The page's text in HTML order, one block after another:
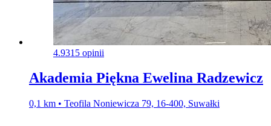
4.9315 opinii
Akademia Piękna Ewelina Radzewicz
0,1 km • Teofila Noniewicza 79, 16-400, Suwałki